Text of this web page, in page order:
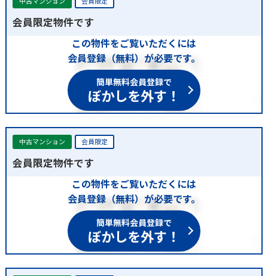
会員限定物件です
この物件をご覧いただくには
会員登録（無料）が必要です。
簡単無料会員登録で
ぼかしを外す！
中古マンション 会員限定
会員限定物件です
この物件をご覧いただくには
会員登録（無料）が必要です。
簡単無料会員登録で
ぼかしを外す！